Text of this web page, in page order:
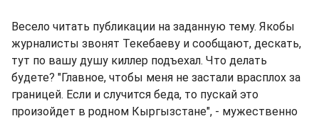
Весело читать публикации на заданную тему. Якобы
журналисты звонят Текебаеву и сообщают, дескать,
тут по вашу душу киллер подъехал. Что делать
будете? "Главное, чтобы меня не застали врасплох за
границей. Если и случится беда, то пускай это
произойдет в родном Кыргызстане", - мужественно